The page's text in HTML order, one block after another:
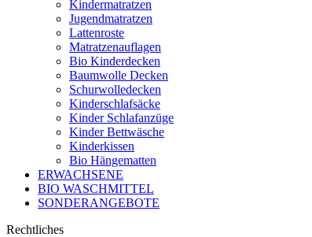
Kindermatratzen
Jugendmatratzen
Lattenroste
Matratzenauflagen
Bio Kinderdecken
Baumwolle Decken
Schurwolledecken
Kinderschlafsäcke
Kinder Schlafanzüge
Kinder Bettwäsche
Kinderkissen
Bio Hängematten
ERWACHSENE
BIO WASCHMITTEL
SONDERANGEBOTE
Rechtliches